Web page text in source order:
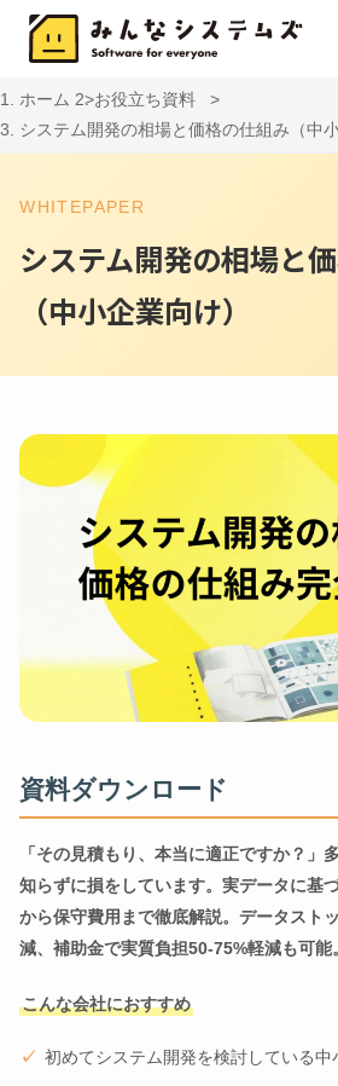
ホーム
お役立ち資料
システム開発の相場と価格の仕組み（中小
WHITEPAPER
システム開発の相場と
（中小企業向け）
資料ダウンロード
「その見積もり、本当に適正ですか？」
知らずに損をしています。実データに基
から保守費用まで徹底解説。データスト
減、補助金で実質負担50-75%軽減も可能
こんな会社におすすめ
初めてシステム開発を検討している中